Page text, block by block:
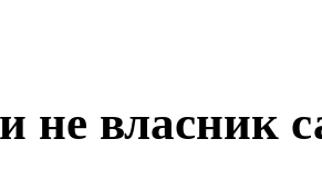
не власник